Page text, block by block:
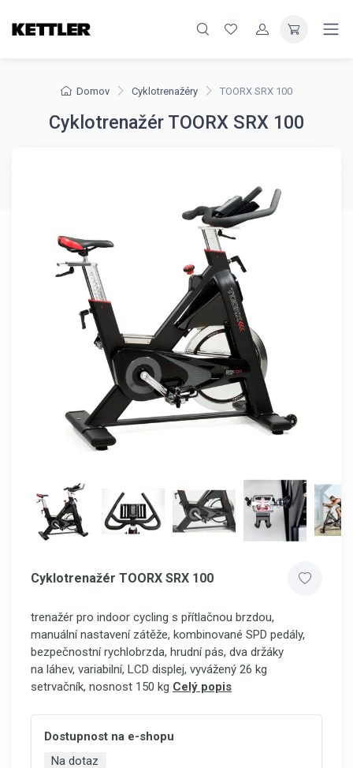
Domov Cyklotrenažéry TOORX SRX 100
Cyklotrenažér TOORX SRX 100
Cyklotrenažér TOORX SRX 100
trenažér pro indoor cycling s přítlačnou brzdou,
manuální nastavení zátěže, kombinované SPD pedály,
bezpečnostní rychlobrzda, hrudní pás, dva držáky
na láhev, variabilní, LCD displej, vyvážený 26 kg
setrvačník, nosnost 150 kg Celý popis
Dostupnost na e-shopu
Na dotaz